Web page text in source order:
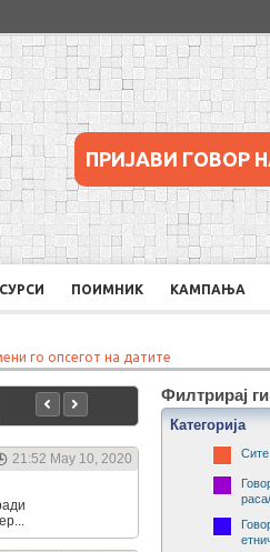
ПРИЈАВИ ГОВОР
ПОИМНИК КАМПАЊА
го опсегот на датите
21:52 May 10, 2020
Филтрирај
Категорија
Сите